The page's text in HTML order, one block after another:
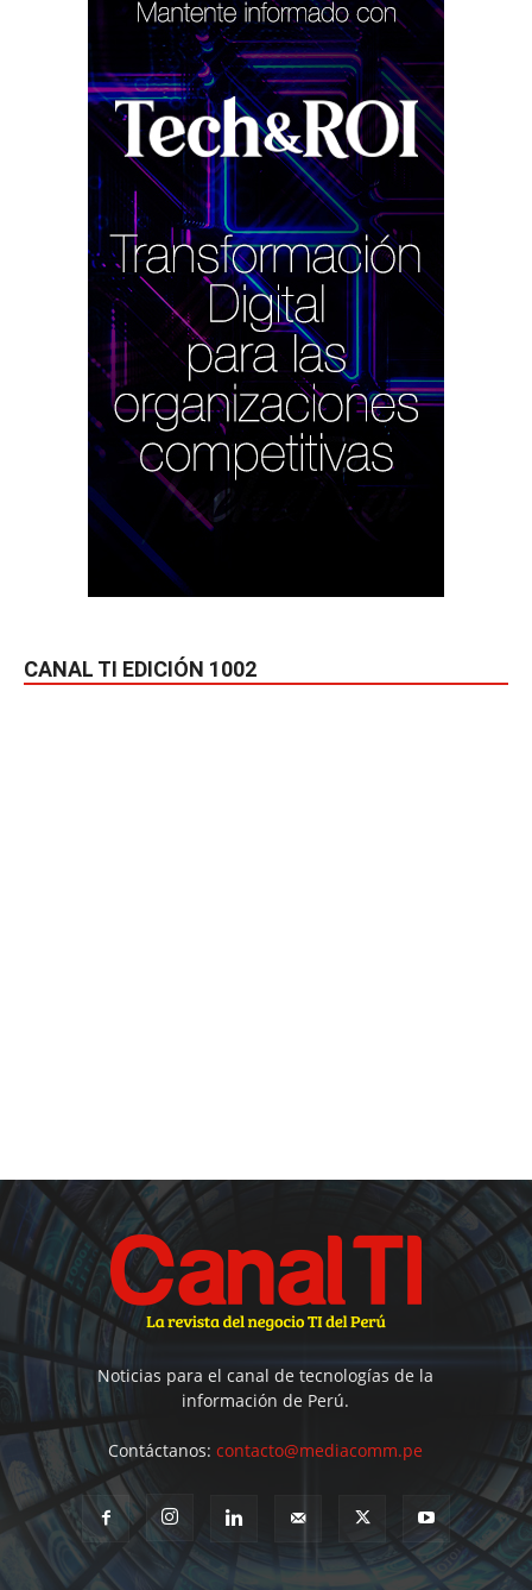
CANAL TI EDICIÓN 1002
Noticias para el canal de tecnologías de la
información de Perú.
Contáctanos:contacto@mediacomm.pe